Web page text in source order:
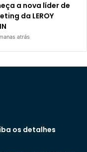
a nova líder de
da LEROY
atrás
os detalhes